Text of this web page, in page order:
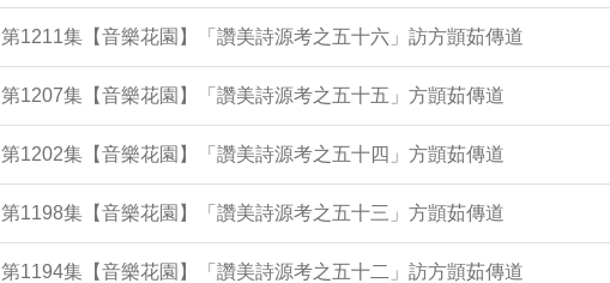
第1211集【音樂花園】「讚美詩源考之五十六」訪方顗茹傳道
第1207集【音樂花園】「讚美詩源考之五十五」方顗茹傳道
第1202集【音樂花園】「讚美詩源考之五十四」方顗茹傳道
第1198集【音樂花園】「讚美詩源考之五十三」方顗茹傳道
第1194集【音樂花園】「讚美詩源考之五十二」訪方顗茹傳道